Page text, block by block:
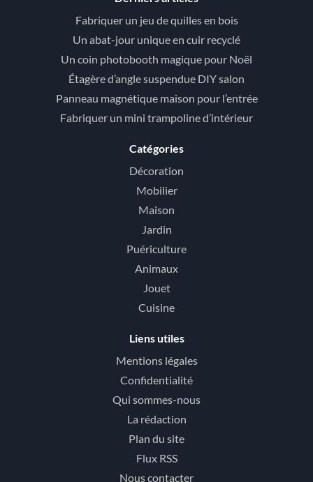
Fabriquer un jeu de quilles en bois
Un abat-jour unique en cuir recyclé
Un coin photobooth magique pour Noël
Étagère d’angle suspendue DIY salon
Panneau magnétique maison pour l’entrée
Fabriquer un mini trampoline d’intérieur
Catégories
Décoration
Mobilier
Maison
Jardin
Puériculture
Animaux
Jouet
Cuisine
Liens utiles
Mentions légales
Confidentialité
Qui sommes-nous
La rédaction
Plan du site
Flux RSS
Nous contacter